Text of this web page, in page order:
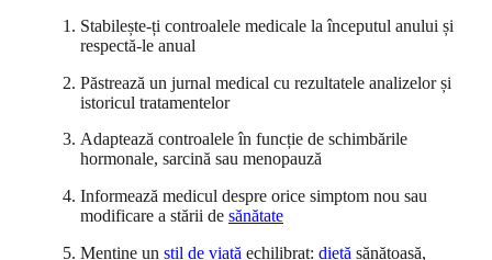
Stabilește-ți controalele medicale la începutul anului și
respectă-le anual
Păstrează un jurnal medical cu rezultatele analizelor și
istoricul tratamentelor
Adaptează controalele în funcție de schimbările
hormonale, sarcină sau menopauză
Informează medicul despre orice simptom nou sau
modificare a stării de sănătate
Menține un stil de viață echilibrat: dietă sănătoasă,